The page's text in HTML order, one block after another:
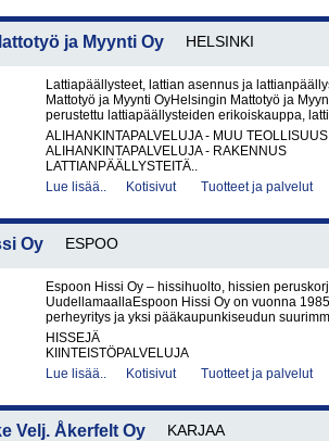
ja Myynti Oy HELSINKI
Lattiapäällysteet, lattian asennus ja
Mattotyö ja Myynti OyHelsingin Mattotyö ja
perustettu lattiapäällysteiden erikoiskauppa,
ALIHANKINTAPALVELUJA - MUU TEOLLISUUS
ALIHANKINTAPALVELUJA - RAKENNUS
LATTIANPÄÄLLYSTEITÄ..
Lue lisää..
Kotisivut Tuotteet ja palvelut
Oy ESPOO
Espoon Hissi Oy – hissihuolto, hissien
UudellamaallaEspoon Hissi Oy on vuonna
perheyritys ja yksi pääkaupunkiseudun
HISSEJÄ
KIINTEISTÖPALVELUJA
Lue lisää..
Kotisivut Tuotteet ja palvelut
Velj. Åkerfelt Oy KARJAA